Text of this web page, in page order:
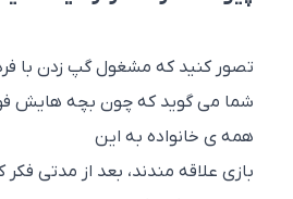
صحبت به این نحو باز
دکترها گفته اند که شما سرطان سینه
برای حرف زدن انتخاب می
کنید، باید با موقعیت و میزانِ صمیمیت
طرفِ مقابلمان متناسب و مقتضی باشد.